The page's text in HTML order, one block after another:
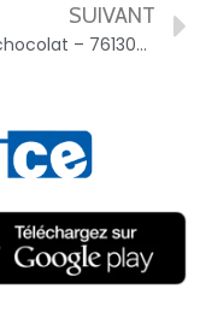
SUIVANT
Fitness chocolat – 7613035213678